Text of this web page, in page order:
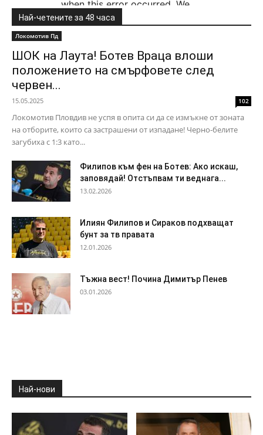
Най-четените за 48 часа
Локомотив Пд
ШОК на Лаута! Ботев Враца влоши
положението на смърфовете след
червен...
15.05.2025 102
Локомотив Пловдив не успя в опита си да се измъкне от зоната
на отборите, които са застрашени от изпадане! Черно-белите
загубиха с 1:3 като...
Филипов към фен на Ботев: Ако искаш,
заповядай! Отстъпвам ти веднага...
13.02.2026
Илиян Филипов и Сираков подхващат
бунт за тв правата
12.01.2026
Тъжна вест! Почина Димитър Пенев
03.01.2026
Най-нови